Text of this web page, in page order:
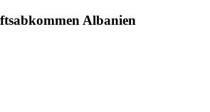
Albanien